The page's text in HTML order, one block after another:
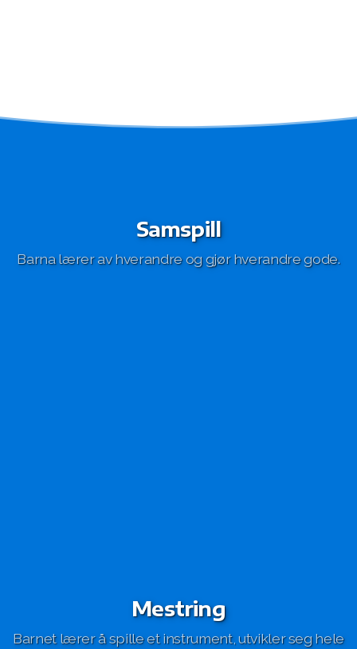
Samspill
Barna lærer av hverandre og gjør hverandre gode.
Mestring
Barnet lærer å spille et instrument, utvikler seg hele